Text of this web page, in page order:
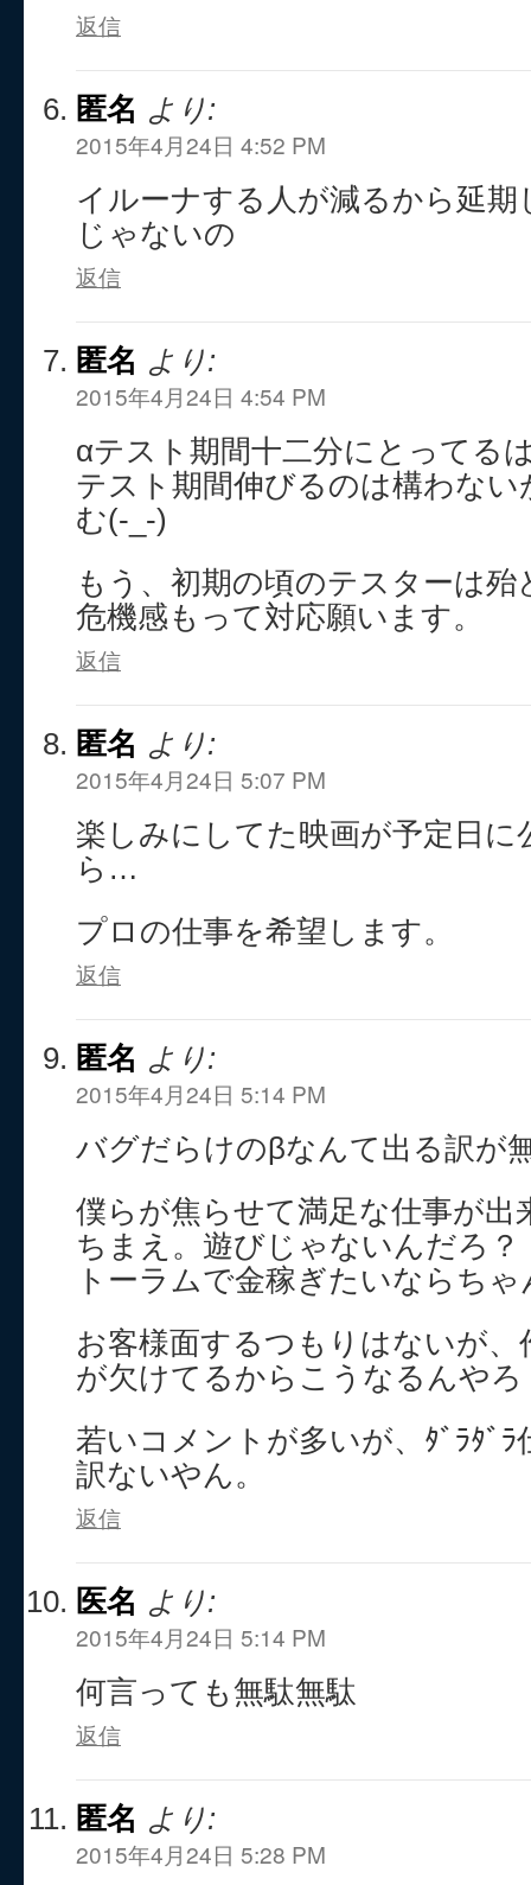
返信
匿名 より:
2015年4月24日 4:52 PM
イルーナする人が減るから延
じゃないの
返信
匿名 より:
2015年4月24日 4:54 PM
αテスト期間十二分にとってる
テスト期間伸びるのは構わな
む(-_-)
もう、初期の頃のテスターは
危機感もって対応願います。
返信
匿名 より:
2015年4月24日 5:07 PM
楽しみにしてた映画が予定日に
ら…
プロの仕事を希望します。
返信
匿名 より:
2015年4月24日 5:14 PM
バグだらけのβなんて出る訳が
僕らが焦らせて満足な仕事が出
ちまえ。遊びじゃないんだろ？
トーラムで金稼ぎたいならち
お客様面するつもりはないが、
が欠けてるからこうなるんやろ
若いコメントが多いが、ﾀﾞﾗﾀﾞ
訳ないやん。
返信
医名 より:
2015年4月24日 5:14 PM
何言っても無駄無駄
返信
匿名 より:
2015年4月24日 5:28 PM